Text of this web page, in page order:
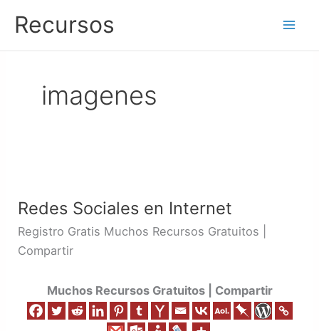
contenido
Recursos
imagenes
Redes Sociales en Internet
Registro Gratis Muchos Recursos Gratuitos |
Compartir
Muchos Recursos Gratuitos | Compartir
en
Internet